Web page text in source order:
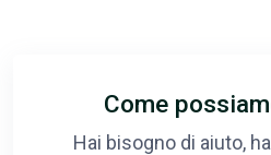
Come
Hai bisogno di aiuto,